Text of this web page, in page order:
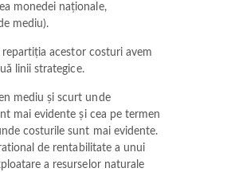
monedei naționale,
mediu).
repartiția acestor costuri avem
linii strategice.
mediu și scurt unde
mai evidente și cea pe termen
costurile sunt mai evidente.
de rentabilitate a unui
a resurselor naturale